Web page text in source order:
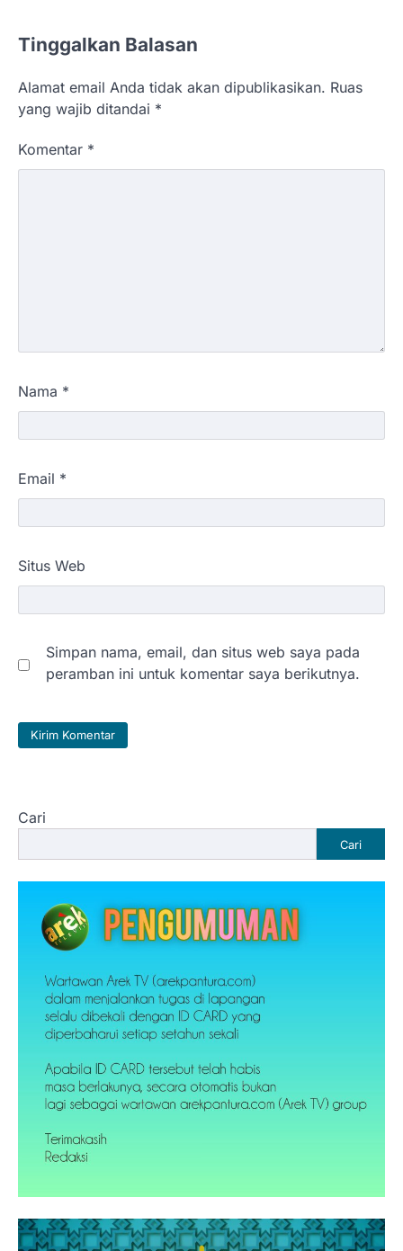
Tinggalkan Balasan
Alamat email Anda tidak akan dipublikasikan. Ruas
yang wajib ditandai *
Komentar *
Nama *
Email *
Situs Web
Simpan nama, email, dan situs web saya pada
peramban ini untuk komentar saya berikutnya.
Cari
Cari